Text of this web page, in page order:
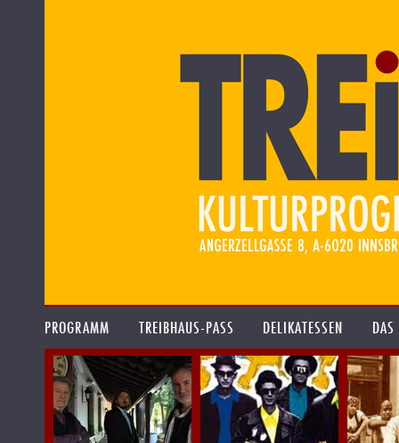
PROGRAMM TREIBHAUS-PASS DELIKATESSEN